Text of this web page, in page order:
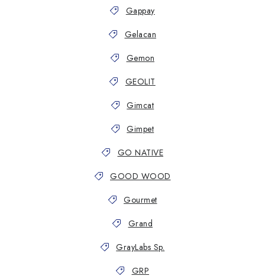
Gappay
Gelacan
Gemon
GEOLIT
Gimcat
Gimpet
GO NATIVE
GOOD WOOD
Gourmet
Grand
GrayLabs Sp.
GRP